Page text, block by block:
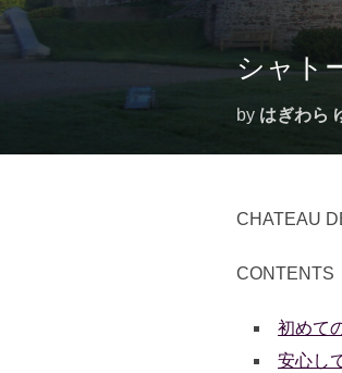
シャト
by はぎわら
CHATEAU
CONTENTS
初めて
安心し